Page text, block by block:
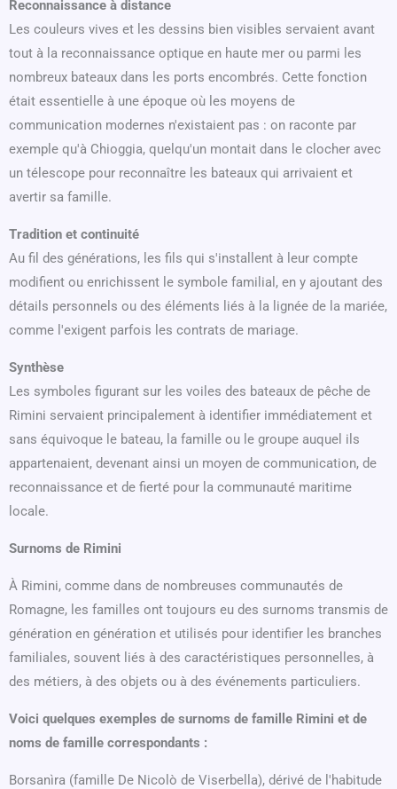
Reconnaissance à distance
Les couleurs vives et les dessins bien visibles servaient avant
tout à la reconnaissance optique en haute mer ou parmi les
nombreux bateaux dans les ports encombrés. Cette fonction
était essentielle à une époque où les moyens de
communication modernes n'existaient pas : on raconte par
exemple qu'à Chioggia, quelqu'un montait dans le clocher avec
un télescope pour reconnaître les bateaux qui arrivaient et
avertir sa famille.
Tradition et continuité
Au fil des générations, les fils qui s'installent à leur compte
modifient ou enrichissent le symbole familial, en y ajoutant des
détails personnels ou des éléments liés à la lignée de la mariée,
comme l'exigent parfois les contrats de mariage.
Synthèse
Les symboles figurant sur les voiles des bateaux de pêche de
Rimini servaient principalement à identifier immédiatement et
sans équivoque le bateau, la famille ou le groupe auquel ils
appartenaient, devenant ainsi un moyen de communication, de
reconnaissance et de fierté pour la communauté maritime
locale.
Surnoms de Rimini
À Rimini, comme dans de nombreuses communautés de
Romagne, les familles ont toujours eu des surnoms transmis de
génération en génération et utilisés pour identifier les branches
familiales, souvent liés à des caractéristiques personnelles, à
des métiers, à des objets ou à des événements particuliers.
Voici quelques exemples de surnoms de famille Rimini et de
noms de famille correspondants :
Borsanìra (famille De Nicolò de Viserbella), dérivé de l'habitude